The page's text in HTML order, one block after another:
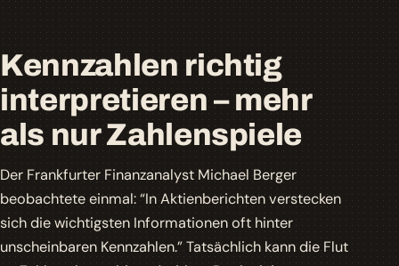
Kennzahlen richtig
interpretieren – mehr
als nur Zahlenspiele
Der Frankfurter Finanzanalyst Michael Berger
beobachtete einmal: “In Aktienberichten verstecken
sich die wichtigsten Informationen oft hinter
unscheinbaren Kennzahlen.” Tatsächlich kann die Flut